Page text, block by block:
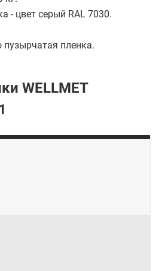
- цвет серый RAL 7030.
пленка.
WELLMET